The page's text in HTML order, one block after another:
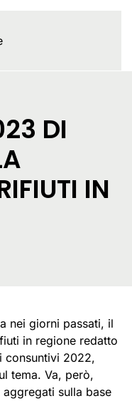
DI
IN
nei giorni passati, il
in regione redatto
consuntivi 2022,
tema. Va, però,
sulla base